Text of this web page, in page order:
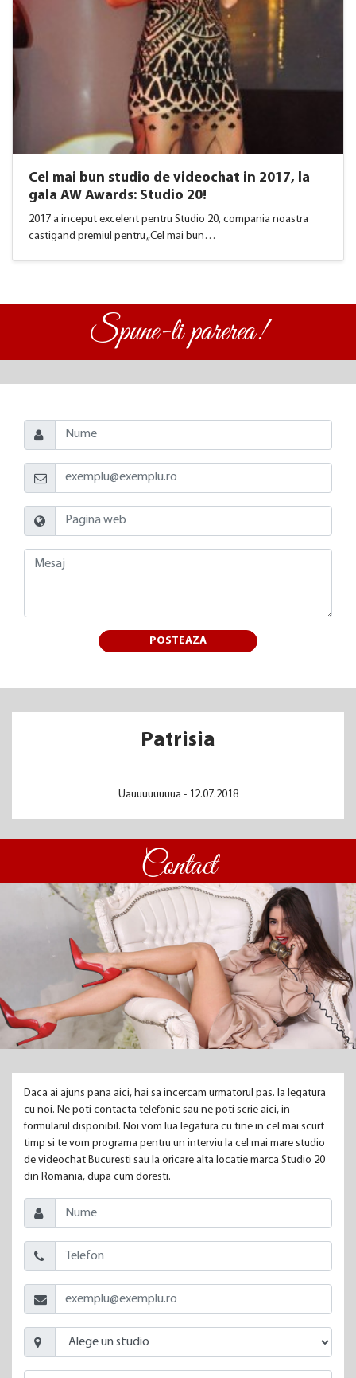
​Cel mai bun studio de videochat in 2017, la
gala AW Awards: Studio 20!
2017 a inceput excelent pentru Studio 20, compania noastra
castigand premiul pentru „Cel mai bun…
Spune-ti parerea!
POSTEAZA
Patrisia
Uauuuuuuuua - 12.07.2018
Contact
Daca ai ajuns pana aici, hai sa incercam urmatorul pas. Ia legatura
cu noi. Ne poti contacta telefonic sau ne poti scrie aici, in
formularul disponibil. Noi vom lua legatura cu tine in cel mai scurt
timp si te vom programa pentru un interviu la cel mai mare studio
de videochat Bucuresti sau la oricare alta locatie marca Studio 20
din Romania, dupa cum doresti.